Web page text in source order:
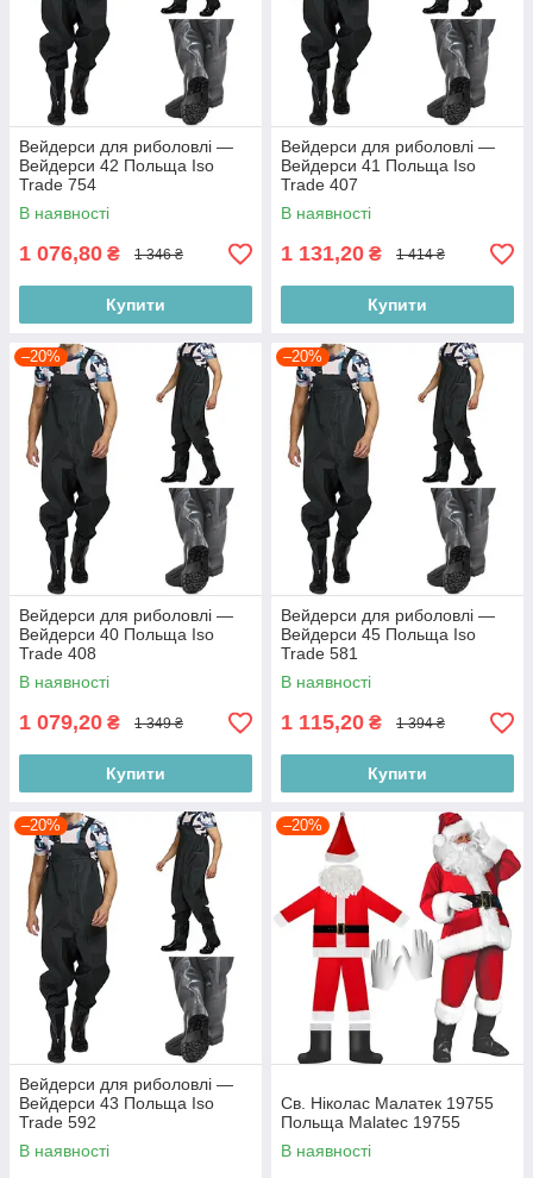
Вейдерси для риболовлі —
Вейдерси 42 Польща Iso
Trade 754
В наявності
1 076,80 ₴ 1 346 ₴
Купити
Вейдерси для риболовлі —
Вейдерси 41 Польща Iso
Trade 407
В наявності
1 131,20 ₴ 1 414 ₴
Купити
–20%
Вейдерси для риболовлі —
Вейдерси 40 Польща Iso
Trade 408
В наявності
1 079,20 ₴ 1 349 ₴
Купити
–20%
Вейдерси для риболовлі —
Вейдерси 45 Польща Iso
Trade 581
В наявності
1 115,20 ₴ 1 394 ₴
Купити
–20%
Вейдерси для риболовлі —
Вейдерси 43 Польща Iso
Trade 592
В наявності
–20%
Св. Ніколас Малатек 19755
Польща Malatec 19755
В наявності